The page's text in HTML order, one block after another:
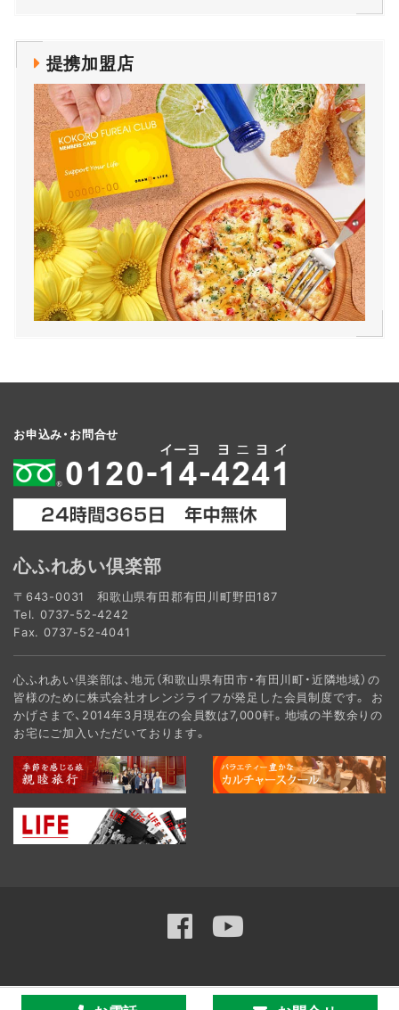
提携加盟店
お申込み・お問合せ
心ふれあい倶楽部
〒643-0031 和歌山県有田郡有田川町野田187
Tel. 0737-52-4242
Fax. 0737-52-4041
心ふれあい倶楽部は、地元（和歌山県有田市・有田川町・近隣地域）の
皆様のために株式会社オレンジライフが発足した会員制度です。 お
かげさまで、2014年3月現在の会員数は7,000軒。地域の半数余りの
お宅にご加入いただいております。